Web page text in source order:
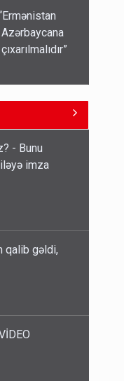
TARİX
xəritədən
diasporun
- Bunu
imza
gəldi,